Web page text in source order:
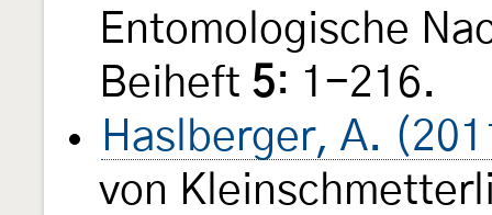
Entomologische
Beiheft 5: 1-216.
Haslberger, A.
von